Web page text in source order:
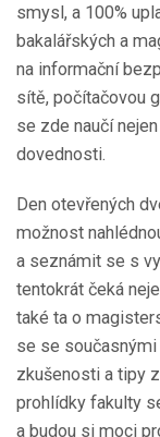
smysl, a 100%
bakalářských a
na informační
sítě, počítačovou
se zde naučí
dovednosti.
Den otevřených
možnost
a seznámit se s
tentokrát čeká
také ta o
se se
zkušenosti a tipy
prohlídky fakulty
a budou si moci